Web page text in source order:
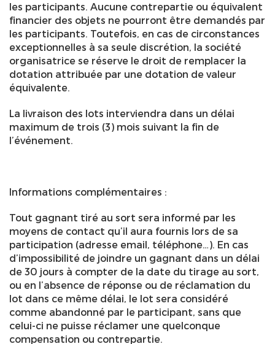
les participants. Aucune contrepartie ou équivalent
financier des objets ne pourront être demandés par
les participants. Toutefois, en cas de circonstances
exceptionnelles à sa seule discrétion, la société
organisatrice se réserve le droit de remplacer la
dotation attribuée par une dotation de valeur
équivalente.
La livraison des lots interviendra dans un délai
maximum de trois (3) mois suivant la fin de
l’événement.
Informations complémentaires :
Tout gagnant tiré au sort sera informé par les
moyens de contact qu’il aura fournis lors de sa
participation (adresse email, téléphone…). En cas
d’impossibilité de joindre un gagnant dans un délai
de 30 jours à compter de la date du tirage au sort,
ou en l’absence de réponse ou de réclamation du
lot dans ce même délai, le lot sera considéré
comme abandonné par le participant, sans que
celui-ci ne puisse réclamer une quelconque
compensation ou contrepartie.